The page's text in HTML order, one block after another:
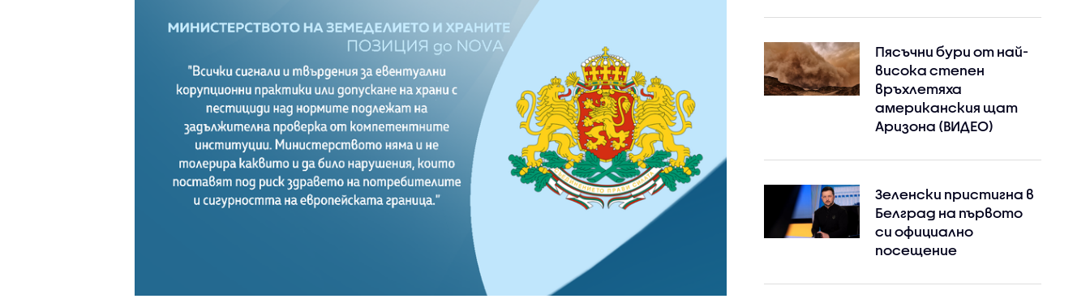
Пясъчни бури от най-
висока степен
връхлетяха
американския щат
Аризона (ВИДЕО)
Зеленски пристигна в
Белград на първото
си официално
посещение